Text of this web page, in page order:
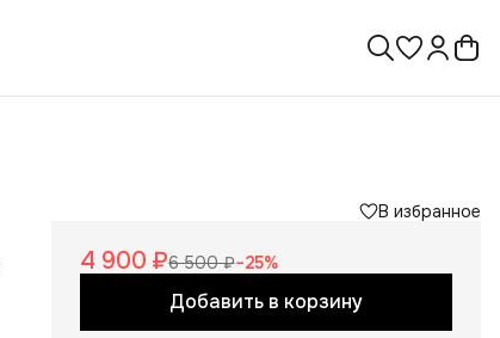
В избранное
4 900 ₽6 500 ₽−25%
Добавить в корзину